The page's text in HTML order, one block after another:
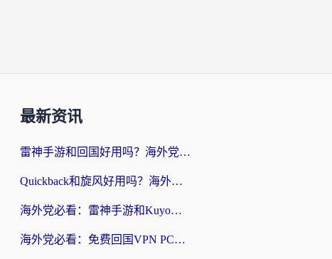
最新资讯
雷神手游和回国好用吗？海外党亲测：选对加速器才能无缝刷剧打游戏
Quickback和旋风好用吗？海外华人亲测：选对回国加速器才能无缝看央视5
海外党必看：雷神手游和Kuyo好用吗？3款回国加速器实测+避坑指南
海外党必看：免费回国VPN PC真的能用？附国内高速VPN选择全攻略